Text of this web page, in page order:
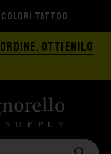
A PARTIRE DA €129
OTTIENILO